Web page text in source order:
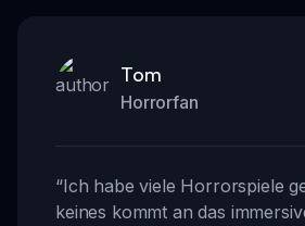
Tom
Horrorfan
“Ich habe viele Horrorspiele
keines kommt an das